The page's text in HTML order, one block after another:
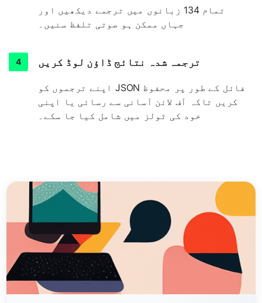
تمام 134 زبانوں میں ترجمے دیکھیں اور
جہاں ممکن ہو صوتی تلفظ سنیں۔
ترجمہ شدہ نتائج ڈاؤن لوڈ کریں
اپنے ترجموں کو JSON فائل کے طور پر محفوظ
کریں تاکہ آف لائن آسانی سے رسائی یا اپنی
خود کی ٹولز میں شامل کیا جا سکے۔